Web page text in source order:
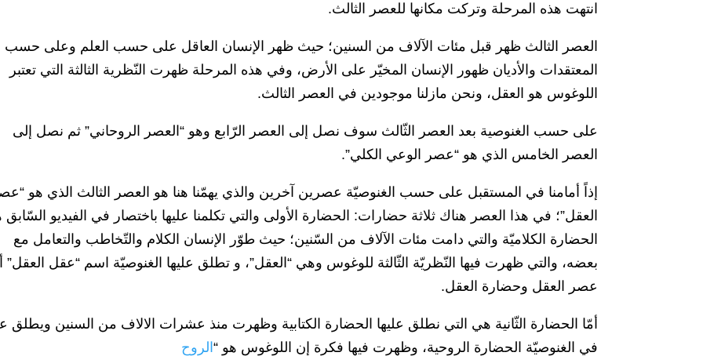
انتهت هذه المرحلة وتركت مكانها للعصر الثالث.
العصر الثالث ظهر قبل مئات الآلاف من السنين؛ حيث ظهر الإنسان العاقل على حسب العلم وعلى حسب
المعتقدات والأديان ظهور الإنسان المخيّر على الأرض، وفي هذه المرحلة ظهرت النّظرية الثالثة التي تعتبر
اللوغوس هو العقل، ونحن مازلنا موجودين في العصر الثالث.
على حسب الغنوصية بعد العصر الثّالث سوف نصل إلى العصر الرّابع وهو “العصر الروحاني” ثم نصل إلى
العصر الخامس الذي هو “عصر الوعي الكلي”.
إذاً أمامنا في المستقبل على حسب الغنوصيّة عصرين آخرين والذي يهمّنا هنا هو العصر الثالث الذي هو
العقل”؛ في هذا العصر هناك ثلاثة حضارات: الحضارة الأولى والتي تكلمنا عليها باختصار في الفيديو
الحضارة الكلاميّة والتي دامت مئات الآلاف من السّنين؛ حيث طوّر الإنسان الكلام والتّخاطب والتعامل مع
بعضه، والتي ظهرت فيها النّظريّة الثّالثة للوغوس وهي “العقل”، و تطلق عليها الغنوصيّة اسم “عقل العقل”
عصر العقل وحضارة العقل.
أمّا الحضارة الثّانية هي التي نطلق عليها الحضارة الكتابية وظهرت منذ عشرات الالاف من السنين ويطلق
في الغنوصيّة الحضارة الروحية، وظهرت فيها فكرة إن اللوغوس هو “ الروح